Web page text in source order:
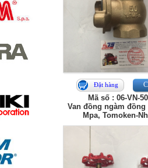
Đặt hàng
Mã số : 06-VN-
Van đồng ngàm đồng
Mpa, Tomoken-